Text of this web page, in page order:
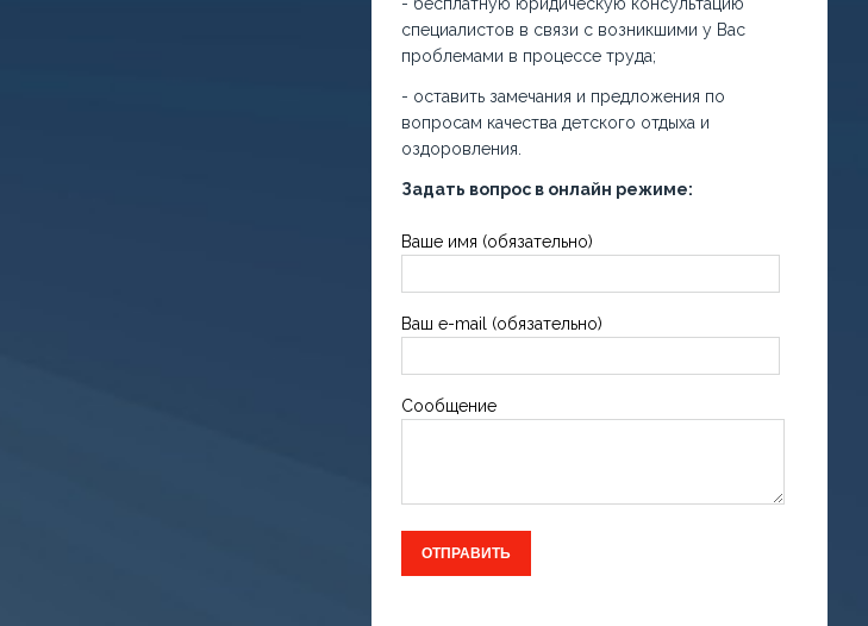
- бесплатную юридическую консультацию
специалистов в связи с возникшими у Вас
проблемами в процессе труда;
- оставить замечания и предложения по
вопросам качества детского отдыха и
оздоровления.
Задать вопрос в онлайн режиме:
Ваше имя (обязательно)
Ваш e-mail (обязательно)
Сообщение